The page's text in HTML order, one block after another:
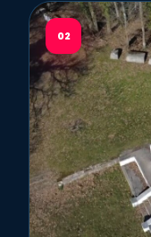
02